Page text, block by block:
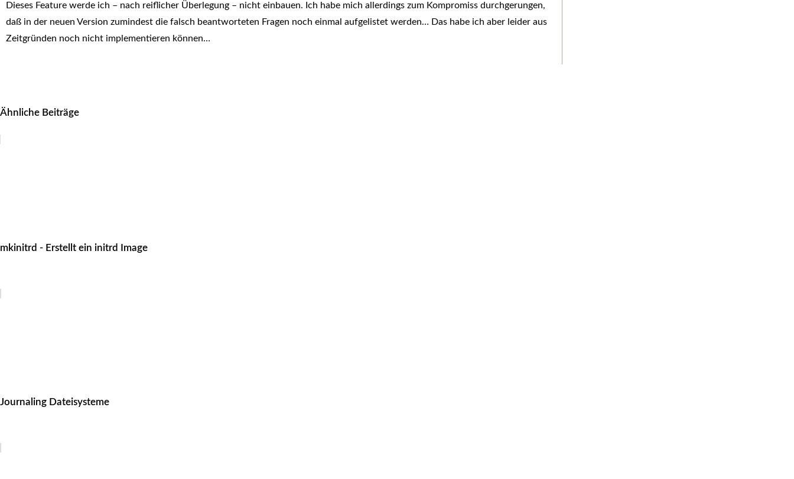
Dieses Feature werde ich – nach reiflicher Überlegung – nicht einbauen. Ich habe mich allerdings zum Kompromiss durchgerungen,
daß in der neuen Version zumindest die falsch beantworteten Fragen noch einmal aufgelistet werden… Das habe ich aber leider aus
Zeitgründen noch nicht implementieren können…
Ähnliche Beiträge
mkinitrd - Erstellt ein initrd Image
Journaling Dateisysteme